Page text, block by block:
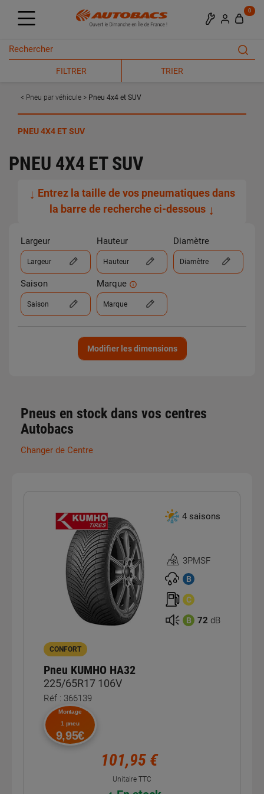
0
FILTRER TRIER
Pneu par véhicule Pneu 4x4 et SUV
PNEU 4X4 ET SUV
PNEU 4X4 ET SUV
↓ Entrez la taille de vos pneumatiques dans
la barre de recherche ci-dessous ↓
Largeur
Largeur
Hauteur
Hauteur
Diamètre
Diamètre
Saison
Saison
Marque
Marque
Modifier les dimensions
Pneus en stock dans vos centres
Autobacs
Changer de Centre
4 saisons
Homologation
3PMSF
3PMSF
B
C
B 72 dB
CONFORT
Pneu KUMHO HA32
225/65R17 106V
Réf : 366139
Montage
1 pneu
9,95€
101,95 €
Unitaire TTC